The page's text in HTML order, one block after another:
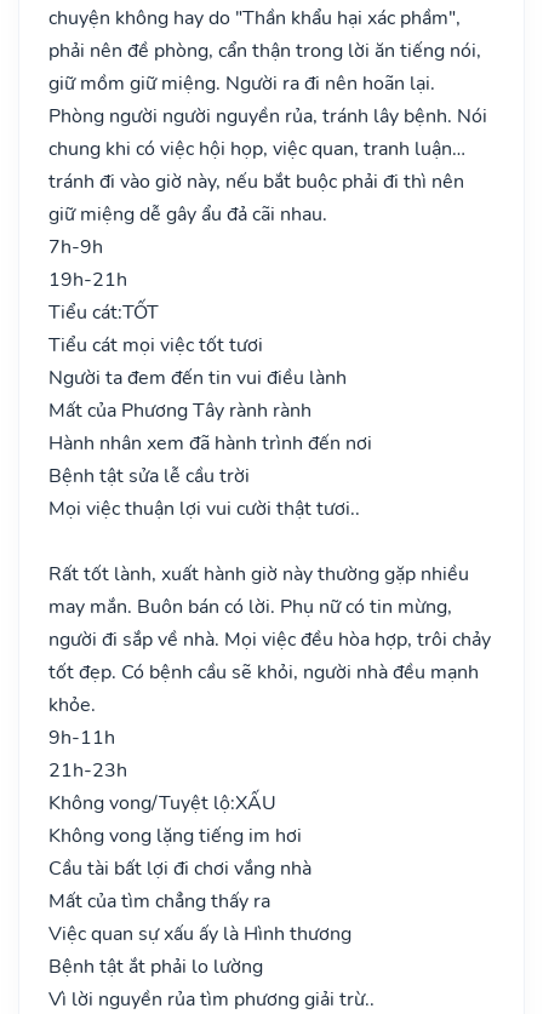
chuyện không hay do "Thần khẩu hại xác phầm",
phải nên đề phòng, cẩn thận trong lời ăn tiếng nói,
giữ mồm giữ miệng. Người ra đi nên hoãn lại.
Phòng người người nguyền rủa, tránh lây bệnh. Nói
chung khi có việc hội họp, việc quan, tranh luận…
tránh đi vào giờ này, nếu bắt buộc phải đi thì nên
giữ miệng dễ gây ẩu đả cãi nhau.
7h-9h
19h-21h
Tiểu cát:TỐT
Tiểu cát mọi việc tốt tươi
Người ta đem đến tin vui điều lành
Mất của Phương Tây rành rành
Hành nhân xem đã hành trình đến nơi
Bệnh tật sửa lễ cầu trời
Mọi việc thuận lợi vui cười thật tươi..
Rất tốt lành, xuất hành giờ này thường gặp nhiều
may mắn. Buôn bán có lời. Phụ nữ có tin mừng,
người đi sắp về nhà. Mọi việc đều hòa hợp, trôi chảy
tốt đẹp. Có bệnh cầu sẽ khỏi, người nhà đều mạnh
khỏe.
9h-11h
21h-23h
Không vong/Tuyệt lộ:XẤU
Không vong lặng tiếng im hơi
Cầu tài bất lợi đi chơi vắng nhà
Mất của tìm chẳng thấy ra
Việc quan sự xấu ấy là Hình thương
Bệnh tật ắt phải lo lường
Vì lời nguyền rủa tìm phương giải trừ..